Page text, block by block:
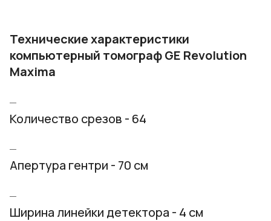
Технические характеристики
компьютерный томограф GE Revolution
Maxima
Количество срезов - 64
Апертура гентри - 70 см
Ширина линейки детектора - 4 см